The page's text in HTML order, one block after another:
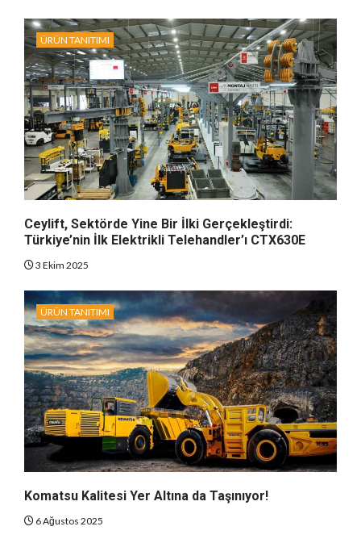
ÜRÜN TANITIMI
Ceylift, Sektörde Yine Bir İlki Gerçekleştirdi:
Türkiye’nin İlk Elektrikli Telehandler’ı CTX630E
3 Ekim 2025
ÜRÜN TANITIMI
Komatsu Kalitesi Yer Altına da Taşınıyor!
6 Ağustos 2025